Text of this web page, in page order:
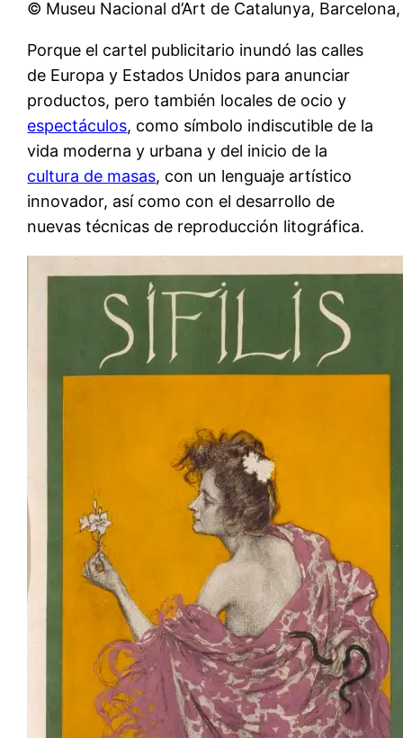
© Museu Nacional d’Art de Catalunya,
Porque el cartel publicitario inundó las calles
de Europa y Estados Unidos para anunciar
productos, pero también locales de ocio y
espectáculos, como símbolo indiscutible de la
vida moderna y urbana y del inicio de la
cultura de masas, con un lenguaje artístico
innovador, así como con el desarrollo de
nuevas técnicas de reproducción litográfica.